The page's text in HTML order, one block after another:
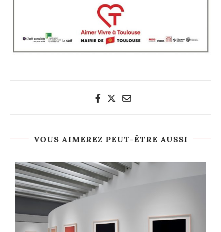
VOUS AIMEREZ PEUT-ÊTRE AUSSI